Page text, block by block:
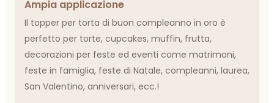
Ampia applicazione
Il topper per torta di buon compleanno in oro è
perfetto per torte, cupcakes, muffin, frutta,
decorazioni per feste ed eventi come matrimoni,
feste in famiglia, feste di Natale, compleanni, laurea,
San Valentino, anniversari, ecc.!